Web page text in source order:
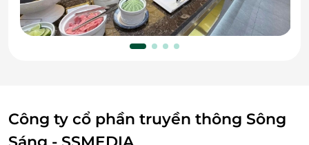
Công ty cổ phần truyền thông Sông